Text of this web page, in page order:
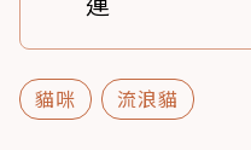
貓咪 流浪貓